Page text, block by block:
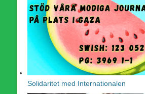
Solidaritet med Internationalen